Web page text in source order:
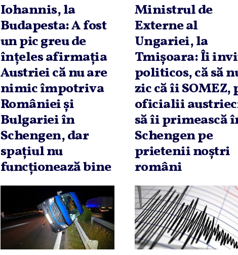
Iohannis, la
Budapesta: A fost
un pic greu de
înţeles afirmaţia
Austriei că nu are
nimic împotriva
României şi
Bulgariei în
Schengen, dar
spaţiul nu
funcţionează bine
Ministrul de
Externe al
Ungariei, la
Tmişoara: Îi
politicos, că să
zic că îi SOMEZ,
oficialii
să îi primească
Schengen pe
prietenii noştri
români